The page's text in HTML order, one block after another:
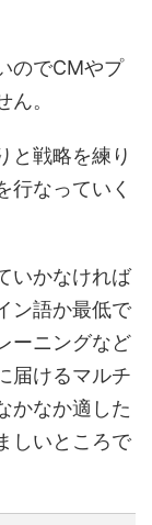
のでCMやプ
。
と戦略を練り
行なっていく
いかなければ
ン語か最低で
ーニングなど
届けるマルチ
かなか適した
しいところで